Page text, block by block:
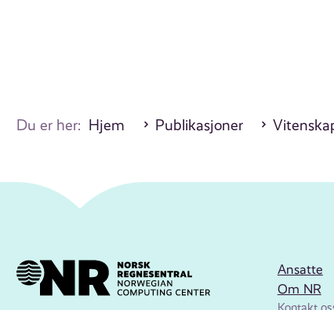
Du er her: Hjem Publikasjoner
Ansatte
Om NR